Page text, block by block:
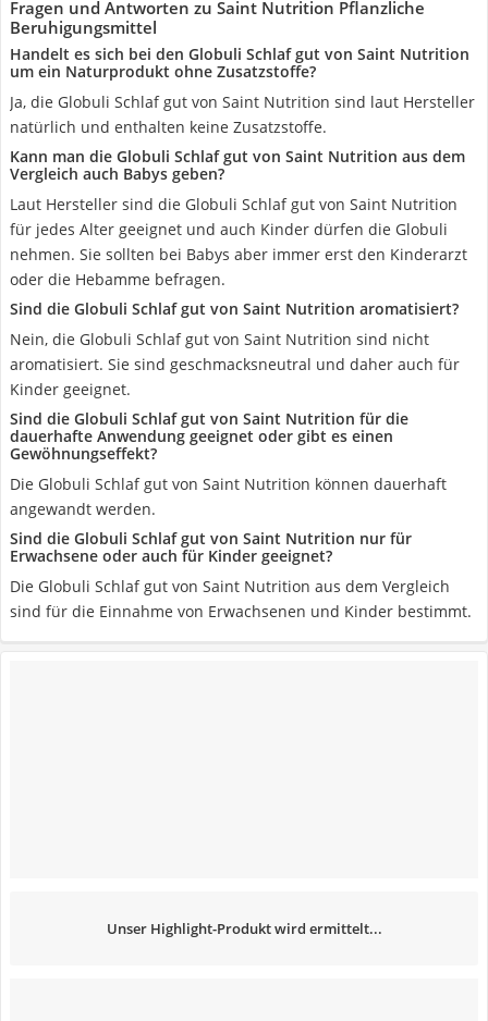
Fragen und Antworten zu Saint Nutrition Pflanzliche
Beruhigungsmittel
Handelt es sich bei den Globuli Schlaf gut von Saint Nutrition
um ein Naturprodukt ohne Zusatzstoffe?
Ja, die Globuli Schlaf gut von Saint Nutrition sind laut Hersteller
natürlich und enthalten keine Zusatzstoffe.
Kann man die Globuli Schlaf gut von Saint Nutrition aus dem
Vergleich auch Babys geben?
Laut Hersteller sind die Globuli Schlaf gut von Saint Nutrition
für jedes Alter geeignet und auch Kinder dürfen die Globuli
nehmen. Sie sollten bei Babys aber immer erst den Kinderarzt
oder die Hebamme befragen.
Sind die Globuli Schlaf gut von Saint Nutrition aromatisiert?
Nein, die Globuli Schlaf gut von Saint Nutrition sind nicht
aromatisiert. Sie sind geschmacksneutral und daher auch für
Kinder geeignet.
Sind die Globuli Schlaf gut von Saint Nutrition für die
dauerhafte Anwendung geeignet oder gibt es einen
Gewöhnungseffekt?
Die Globuli Schlaf gut von Saint Nutrition können dauerhaft
angewandt werden.
Sind die Globuli Schlaf gut von Saint Nutrition nur für
Erwachsene oder auch für Kinder geeignet?
Die Globuli Schlaf gut von Saint Nutrition aus dem Vergleich
sind für die Einnahme von Erwachsenen und Kinder bestimmt.
Unser Highlight-Produkt wird ermittelt...